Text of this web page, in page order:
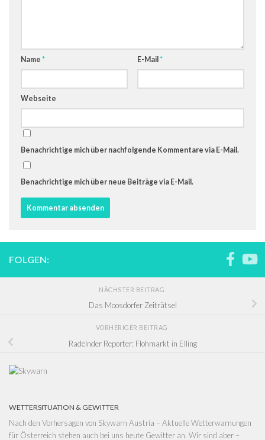
Name * E-Mail*
Webseite
Benachrichtige mich über nachfolgende Kommentare via E-Mail.
Benachrichtige mich über neue Beiträge via E-Mail.
FOLGEN:
NÄCHSTER BEITRAG
Das Moosdorfer Zeiträtsel
VORHERIGER BEITRAG
Radelnder Reporter: Flohmarkt in Elling
WETTERSITUATION & GEWITTER
Nach den Vorhersagen von Skywarn Austria – Aktuelle Wetterwarnungen
für Österreich stehen auch bei uns heute Gewitter an. Wir sind aber –